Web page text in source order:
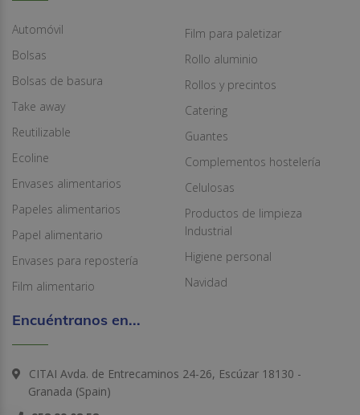
Automóvil
Bolsas
Bolsas de basura
Take away
Reutilizable
Ecoline
Envases alimentarios
Papeles alimentarios
Papel alimentario
Envases para repostería
Film alimentario
Film para paletizar
Rollo aluminio
Rollos y precintos
Catering
Guantes
Complementos hostelería
Celulosas
Productos de limpieza
Industrial
Higiene personal
Navidad
Encuéntranos en...
CITAI Avda. de Entrecaminos 24-26, Escúzar 18130 -
Granada (Spain)